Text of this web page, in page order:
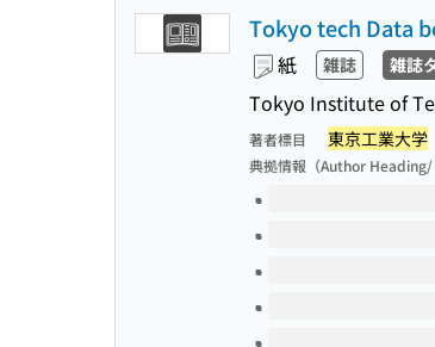
Tokyo tech Data
紙 雑誌 雑誌
Tokyo Institute of
著者標目 東京工業大学
典拠情報（Author Heading/
このタイトルの巻号